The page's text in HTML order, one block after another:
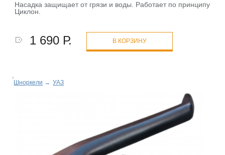
Насадка защищает от грязи и воды. Работает по принципу
Циклон.
1 690 Р. В КОРЗИНУ
Шноркели → УАЗ